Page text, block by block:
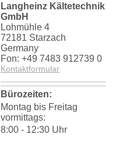
Langheinz Kältetechnik
GmbH
Lohmühle 4
72181 Starzach
Germany
Fon: +49 7483 912739 0
Kontaktformular
Bürozeiten:
Montag bis Freitag
vormittags:
8:00 - 12:30 Uhr